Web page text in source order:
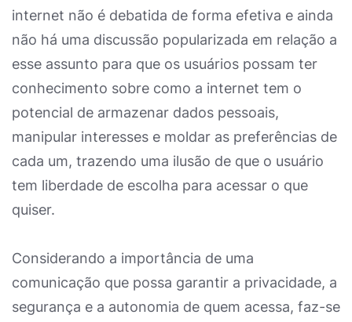
internet não é debatida de forma efetiva e ainda
não há uma discussão popularizada em relação a
esse assunto para que os usuários possam ter
conhecimento sobre como a internet tem o
potencial de armazenar dados pessoais,
manipular interesses e moldar as preferências de
cada um, trazendo uma ilusão de que o usuário
tem liberdade de escolha para acessar o que
quiser.
Considerando a importância de uma
comunicação que possa garantir a privacidade, a
segurança e a autonomia de quem acessa, faz-se